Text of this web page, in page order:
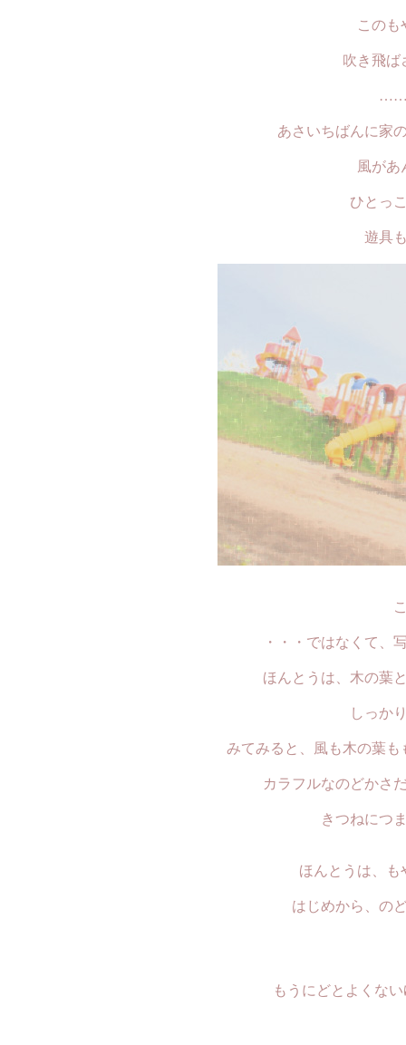
このも
吹き飛ば
……
あさいちばんに家
風があ
ひとっ
遊具
・・・ではなくて、
ほんとうは、木の葉
しっか
みてみると、風も木の葉
カラフルなのどかさ
きつねにつ
ほんとうは、も
はじめから、の
もうにどとよくな